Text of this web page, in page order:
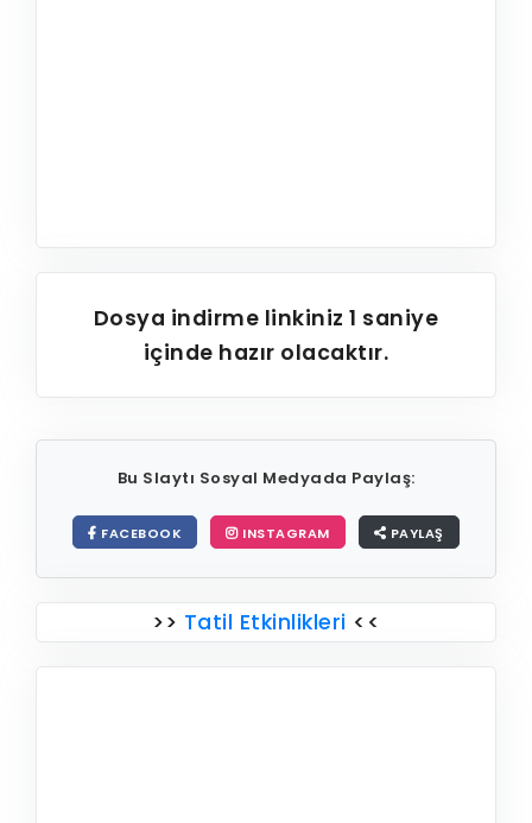
Dosya indirme linkiniz1 saniye
içinde hazır olacaktır.
Bu Slaytı Sosyal Medyada Paylaş:
FACEBOOK INSTAGRAM PAYLAŞ
>> Tatil Etkinlikleri <<